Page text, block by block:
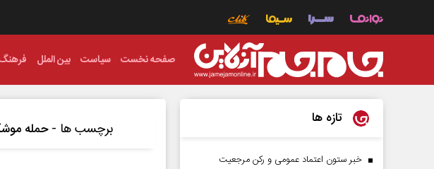
صفحه نخست سیاست بین الملل
برچسب ها -حمله
تازه ها
خبر ستون اعتماد عمومی و رکن مرجعیت